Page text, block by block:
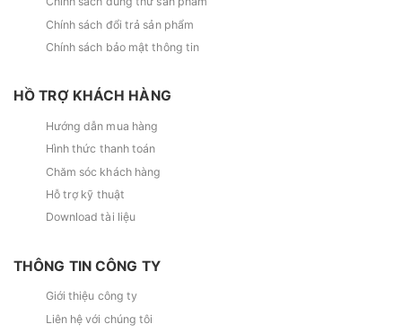
Chính sách đổi trả sản phẩm
Chính sách bảo mật thông tin
HỒ TRỢ KHÁCH HÀNG
Hướng dẫn mua hàng
Hình thức thanh toán
Chăm sóc khách hàng
Hỗ trợ kỹ thuật
Download tài liệu
THÔNG TIN CÔNG TY
Giới thiệu công ty
Liên hệ với chúng tôi